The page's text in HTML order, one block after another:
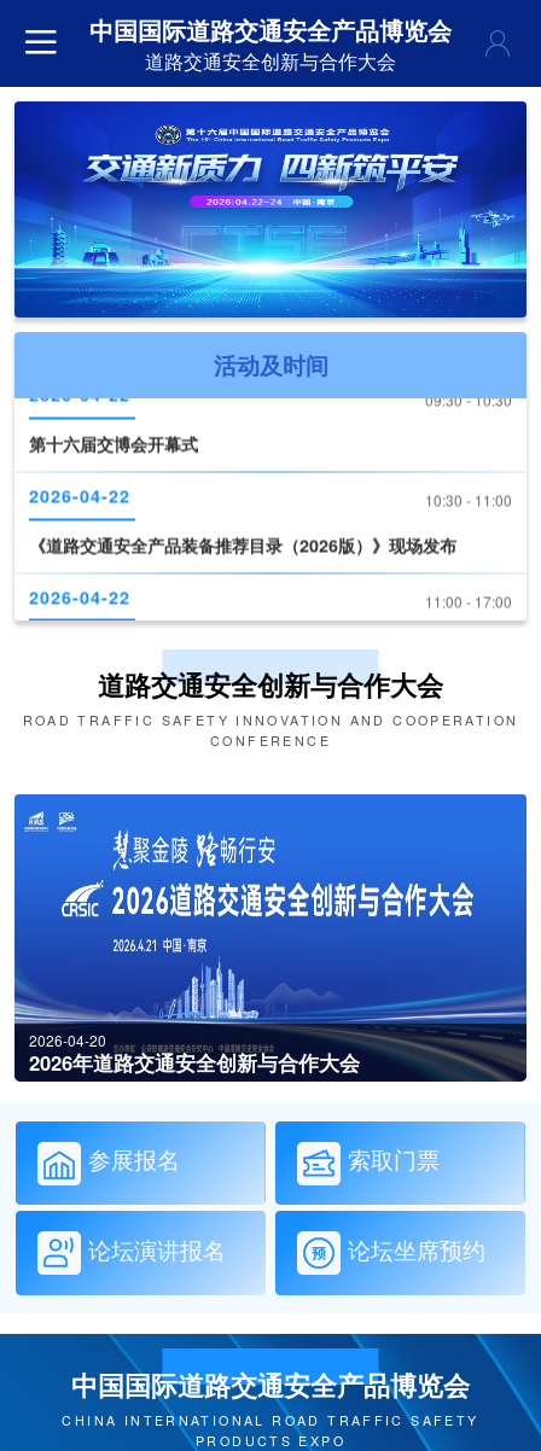
中国国际道路交通安全产品博览会
道路交通安全创新与合作大会
活动及时间
2026-04-22 09:30 - 10:30
2026-04-22
《道路交通安全产品装备推荐目录（2026版）》现场发布
2026-04-22 11:00 - 17:00
新技术、新产品发布
2026-04-22
第十六届交博会开幕式
2026-04-22
2026-04-22
新技术、新产品发布
道路交通安全创新与合作大会
ROAD TRAFFIC SAFETY INNOVATION AND COOPERATION
CONFERENCE
2026-04-20
2026年道路交通安全创新与合作大会
参展报名 索取门票
论坛演讲报名 论坛坐席预约
中国国际道路交通安全产品博览会
CHINA INTERNATIONAL ROAD TRAFFIC SAFETY
PRODUCTS EXPO